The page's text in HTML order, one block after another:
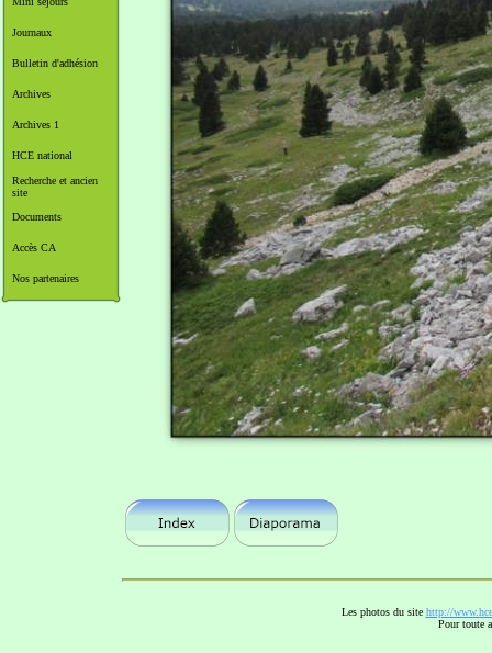
Journaux
Bulletin d'adhésion
Archives
Archives 1
HCE national
Recherche et ancien
site
Documents
Accès CA
Nos partenaires
Les photos du site http://
Pour toute